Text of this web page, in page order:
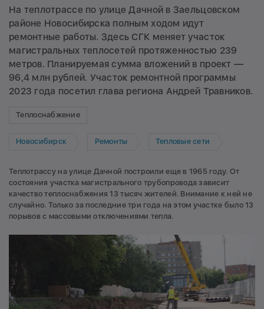
На теплотрассе по улице Дачной в Заельцовском
районе Новосибирска полным ходом идут
ремонтные работы. Здесь СГК меняет участок
магистральных теплосетей протяженностью 239
метров. Планируемая сумма вложений в проект —
96,4 млн рублей. Участок ремонтной программы
2023 года посетил глава региона Андрей Травников.
Теплоснабжение
Новосибирск Ремонты Тепловые сети
Теплотрассу на улице Дачной построили еще в 1965 году. От
состояния участка магистрального трубопровода зависит
качество теплоснабжения 13 тысяч жителей. Внимание к ней не
случайно. Только за последние три года на этом участке было 13
порывов с массовыми отключениями тепла.